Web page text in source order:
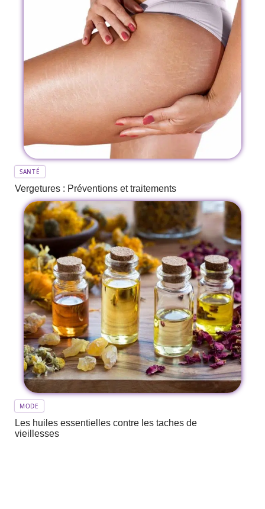
SANTÉ
Vergetures : Préventions et traitements
MODE
Les huiles essentielles contre les taches de
vieillesses